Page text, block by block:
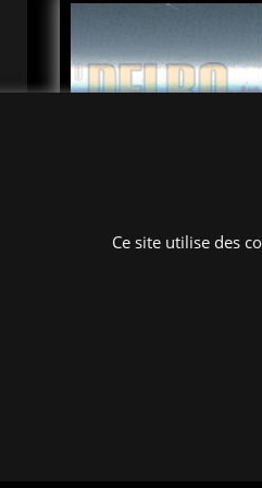
3.75
Ce site utilise des